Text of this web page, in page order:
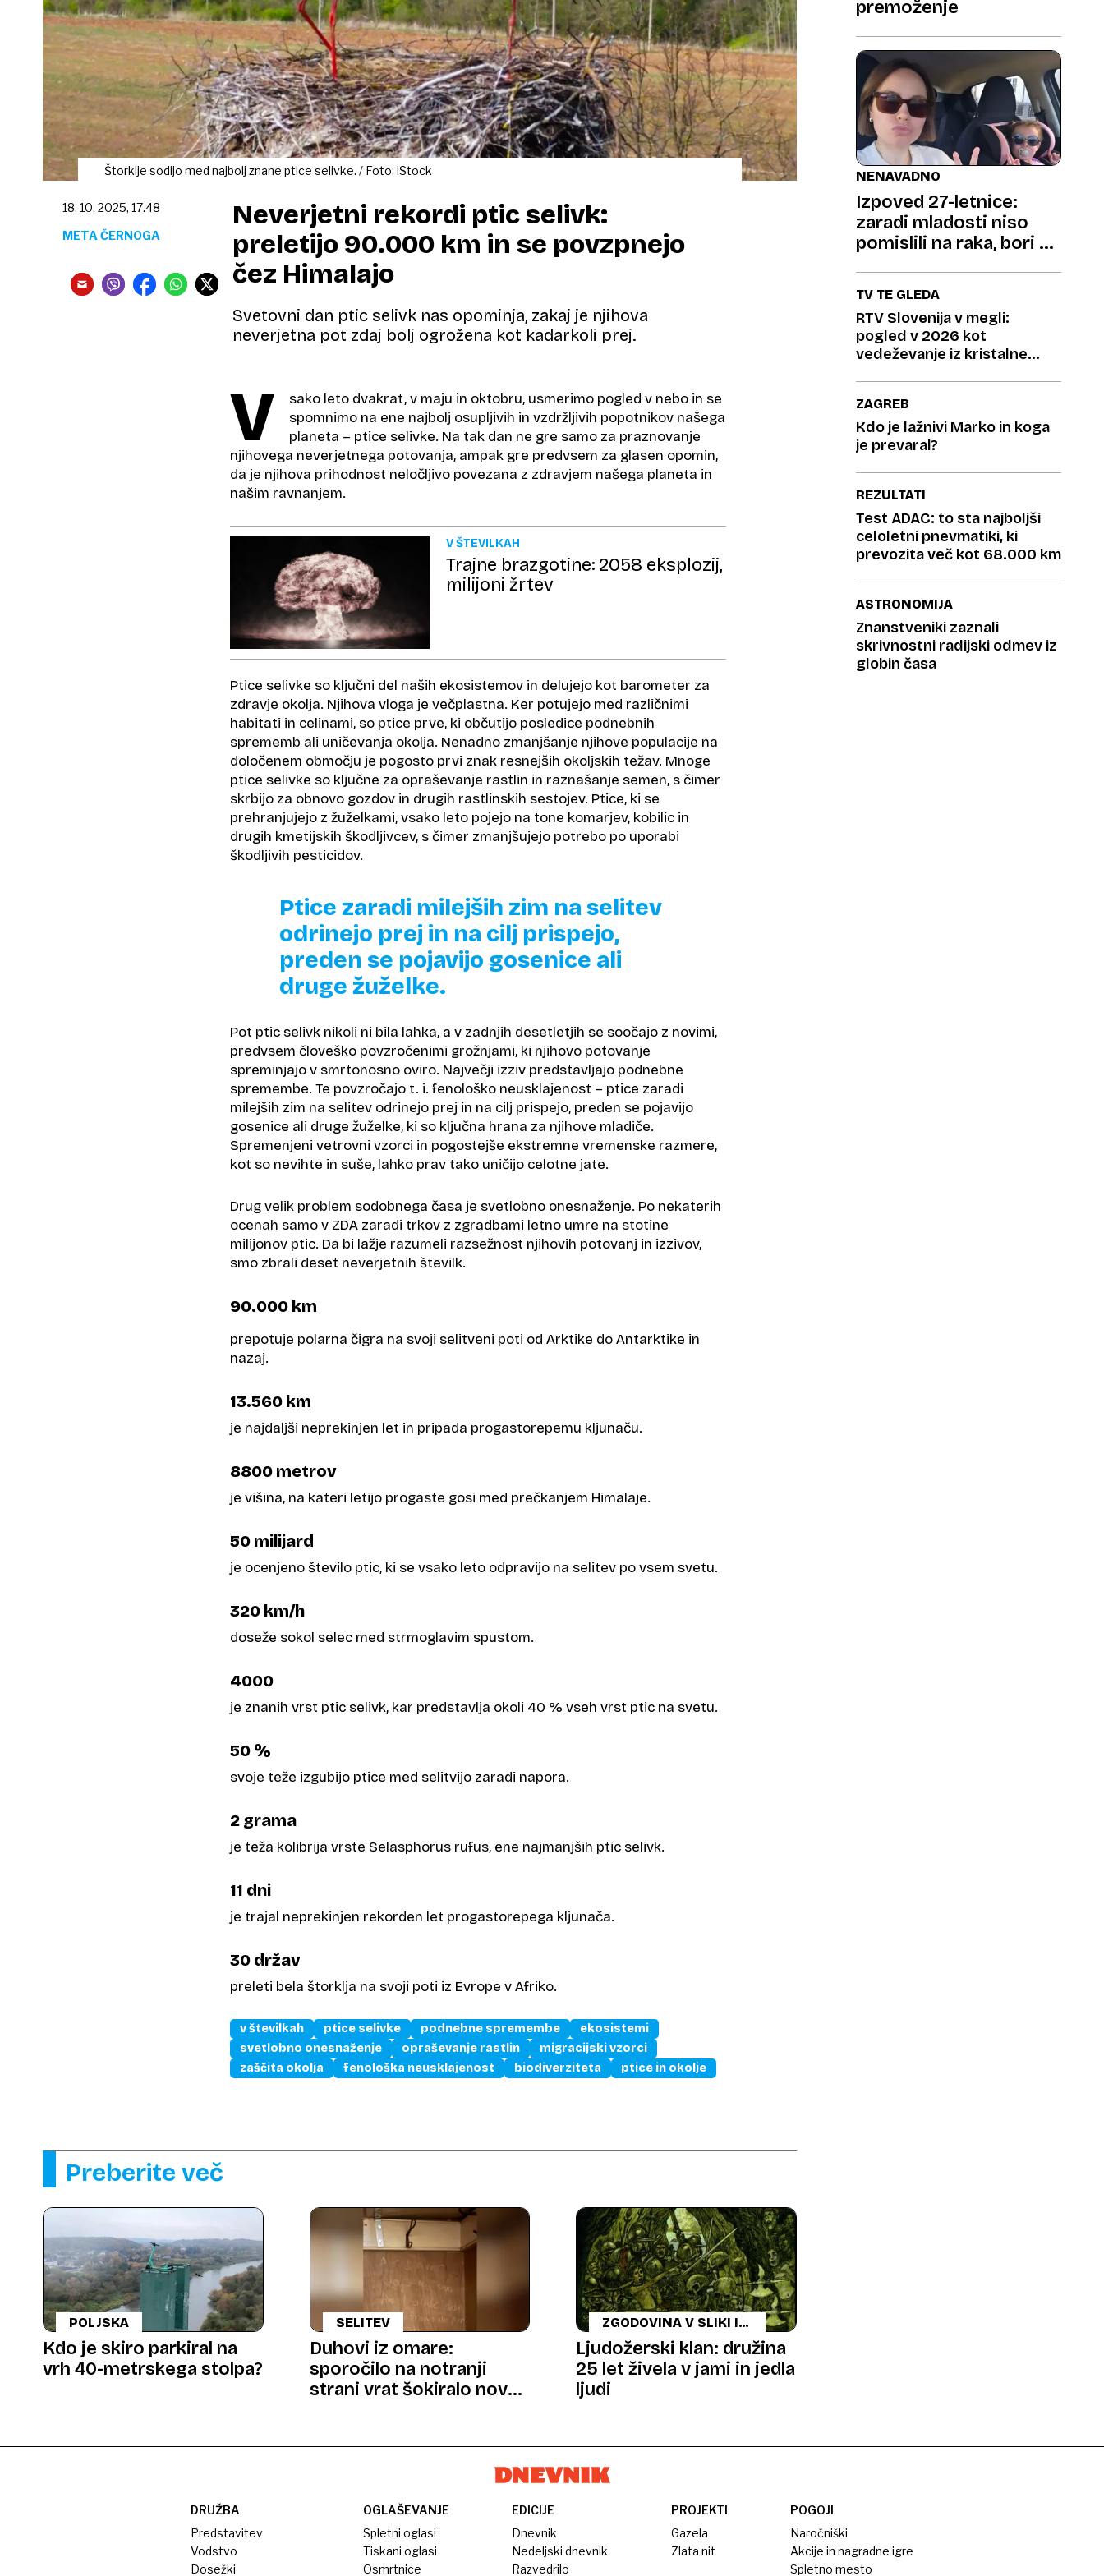
Štorklje sodijo med najbolj znane ptice selivke. / Foto: iStock
Neverjetni rekordi ptic selivk:
preletijo 90.000 km in se povzpnejo
čez Himalajo
Svetovni dan ptic selivk nas opominja, zakaj je njihova
neverjetna pot zdaj bolj ogrožena kot kadarkoli prej.
18. 10. 2025, 17.48
META ČERNOGA
V
sako leto dvakrat, v maju in oktobru, usmerimo pogled v nebo in se
spomnimo na ene najbolj osupljivih in vzdržljivih popotnikov našega
planeta – ptice selivke. Na tak dan ne gre samo za praznovanje
njihovega neverjetnega potovanja, ampak gre predvsem za glasen opomin,
da je njihova prihodnost neločljivo povezana z zdravjem našega planeta in
našim ravnanjem.
V ŠTEVILKAH
Trajne brazgotine: 2058 eksplozij,
milijoni žrtev
Ptice selivke so ključni del naših ekosistemov in delujejo kot barometer za
zdravje okolja. Njihova vloga je večplastna. Ker potujejo med različnimi
habitati in celinami, so ptice prve, ki občutijo posledice podnebnih
sprememb ali uničevanja okolja. Nenadno zmanjšanje njihove populacije na
določenem območju je pogosto prvi znak resnejših okoljskih težav. Mnoge
ptice selivke so ključne za opraševanje rastlin in raznašanje semen, s čimer
skrbijo za obnovo gozdov in drugih rastlinskih sestojev. Ptice, ki se
prehranjujejo z žuželkami, vsako leto pojejo na tone komarjev, kobilic in
drugih kmetijskih škodljivcev, s čimer zmanjšujejo potrebo po uporabi
škodljivih pesticidov.
Ptice zaradi milejših zim na selitev
odrinejo prej in na cilj prispejo,
preden se pojavijo gosenice ali
druge žuželke.
Pot ptic selivk nikoli ni bila lahka, a v zadnjih desetletjih se soočajo z novimi,
predvsem človeško povzročenimi grožnjami, ki njihovo potovanje
spreminjajo v smrtonosno oviro. Največji izziv predstavljajo podnebne
spremembe. Te povzročajo t. i. fenološko neusklajenost – ptice zaradi
milejših zim na selitev odrinejo prej in na cilj prispejo, preden se pojavijo
gosenice ali druge žuželke, ki so ključna hrana za njihove mladiče.
Spremenjeni vetrovni vzorci in pogostejše ekstremne vremenske razmere,
kot so nevihte in suše, lahko prav tako uničijo celotne jate.
Drug velik problem sodobnega časa je svetlobno onesnaženje. Po nekaterih
ocenah samo v ZDA zaradi trkov z zgradbami letno umre na stotine
milijonov ptic. Da bi lažje razumeli razsežnost njihovih potovanj in izzivov,
smo zbrali deset neverjetnih številk.
90.000 km
prepotuje polarna čigra na svoji selitveni poti od Arktike do Antarktike in
nazaj.
13.560 km
je najdaljši neprekinjen let in pripada progastorepemu kljunaču.
8800 metrov
je višina, na kateri letijo progaste gosi med prečkanjem Himalaje.
50 milijard
je ocenjeno število ptic, ki se vsako leto odpravijo na selitev po vsem svetu.
320 km/h
doseže sokol selec med strmoglavim spustom.
4000
je znanih vrst ptic selivk, kar predstavlja okoli 40 % vseh vrst ptic na svetu.
50 %
svoje teže izgubijo ptice med selitvijo zaradi napora.
2 grama
je teža kolibrija vrste Selasphorus rufus, ene najmanjših ptic selivk.
11 dni
je trajal neprekinjen rekorden let progastorepega kljunača.
30 držav
preleti bela štorklja na svoji poti iz Evrope v Afriko.
v številkah ptice selivke podnebne spremembe
ekosistemi
svetlobno onesnaženje
opraševanje rastlin
migracijski vzorci
zaščita okolja
fenološka neusklajenost biodiverziteta ptice in okolje
premoženje
NENAVADNO
Izpoved 27-letnice:
zaradi mladosti niso
pomislili na raka, bori se
TV TE GLEDA
RTV Slovenija v megli:
pogled v 2026 kot
vedeževanje iz kristalne
ZAGREB
Kdo je lažnivi Marko in koga
je prevaral?
REZULTATI
Test ADAC: to sta najboljši
celoletni pnevmatiki, ki
prevozita več kot 68.000 km
ASTRONOMIJA
Znanstveniki zaznali
skrivnostni radijski odmev iz
globin časa
Preberite več
POLJSKA
Kdo je skiro parkiral na
vrh 40-metrskega stolpa?
SELITEV
Duhovi iz omare:
sporočilo na notranji
strani vrat šokiralo novo
ZGODOVINA V SLIKI IN
BESEDI
Ljudožerski klan: družina
25 let živela v jami in jedla
ljudi
DRUŽBA
Predstavitev
Vodstvo
Dosežki
OGLAŠEVANJE
Spletni oglasi
Tiskani oglasi
Osmrtnice
EDICIJE
Dnevnik
Nedeljski dnevnik
Razvedrilo
PROJEKTI
Gazela
Zlata nit
POGOJI
Naročniški
Akcije in nagradne igre
Spletno mesto